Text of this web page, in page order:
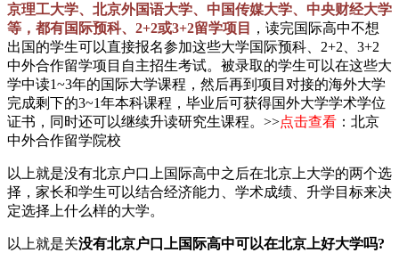
京理工大学、北京外国语大学、中国传媒大学、中央财经大学
等，都有国际预科、2+2或3+2留学项目
，读完国际高中不想
出国的学生可以直接报名参加这些大学国际预科、2+2、3+2
中外合作留学项目自主招生考试。被录取的学生可以在这些大
学中读1~3年的国际大学课程，然后再到项目对接的海外大学
完成剩下的3~1年本科课程，毕业后可获得国外大学学术学位
证书，同时还可以继续升读研究生课程。>>点击查看 ：北京
中外合作留学院校
以上就是没有北京户口上国际高中之后在北京上大学的两个选
择，家长和学生可以结合经济能力、学术成绩、升学目标来决
定选择上什么样的大学。
以上就是关没有北京户口上国际高中可以在北京上好大学吗?